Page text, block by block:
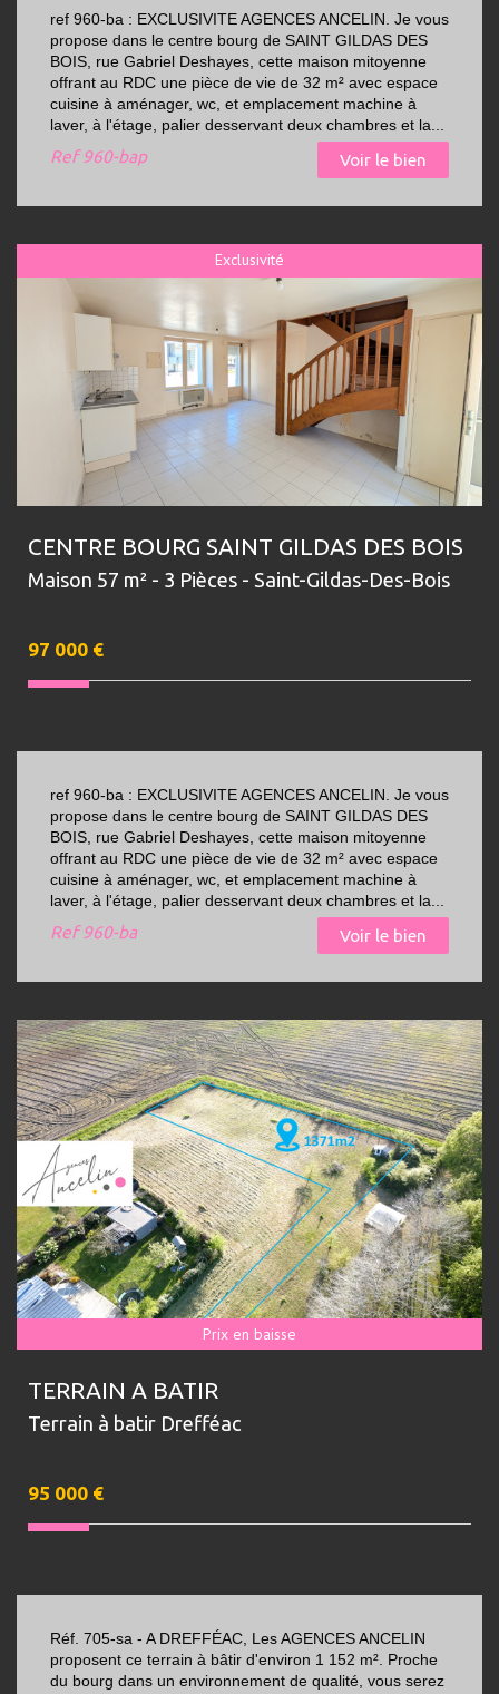
ref 960-ba : EXCLUSIVITE AGENCES ANCELIN. Je vous
propose dans le centre bourg de SAINT GILDAS DES
BOIS, rue Gabriel Deshayes, cette maison mitoyenne
offrant au RDC une pièce de vie de 32 m² avec espace
cuisine à aménager, wc, et emplacement machine à
laver, à l'étage, palier desservant deux chambres et la...
Ref960-bap Voir le bien
Exclusivité
CENTRE BOURG SAINT GILDAS DES BOIS
Maison 57 m² - 3 Pièces - Saint-Gildas-Des-Bois
97 000 €
ref 960-ba : EXCLUSIVITE AGENCES ANCELIN. Je vous
propose dans le centre bourg de SAINT GILDAS DES
BOIS, rue Gabriel Deshayes, cette maison mitoyenne
offrant au RDC une pièce de vie de 32 m² avec espace
cuisine à aménager, wc, et emplacement machine à
laver, à l'étage, palier desservant deux chambres et la...
Ref960-ba Voir le bien
Prix en baisse
TERRAIN A BATIR
Terrain à batir Drefféac
95 000 €
Réf. 705-sa - A DREFFÉAC, Les AGENCES ANCELIN
proposent ce terrain à bâtir d'environ 1 152 m². Proche
du bourg dans un environnement de qualité, vous serez